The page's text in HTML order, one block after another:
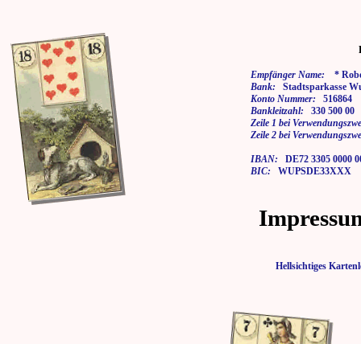
Empfänger Name: *
Bank: Stadtsparkasse
Konto Nummer: 516864
Bankleitzahl: 330 500 00
Zeile 1 bei
Zeile 2 bei
IBAN: DE72 3305 0000
BIC: WUPSDE33XXX
Hellsichtiges